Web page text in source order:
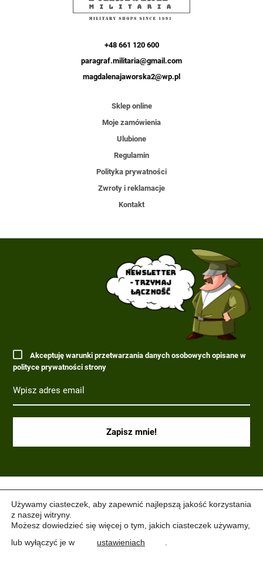
+48 661 120 600
paragraf.militaria@gmail.com
magdalenajaworska2@wp.pl
Sklep online
Moje zamówienia
Ulubione
Regulamin
Polityka prywatności
Zwroty i reklamacje
Kontakt
Akceptuję warunki przetwarzania danych osobowych opisane w
polityce prywatności strony
Newsletter
- trzymaj
łączność
Używamy ciasteczek, aby zapewnić najlepszą jakość korzystania
z naszej witryny.
Możesz dowiedzieć się więcej o tym, jakich ciasteczek używamy,
lub wyłączyć je w
ustawieniach